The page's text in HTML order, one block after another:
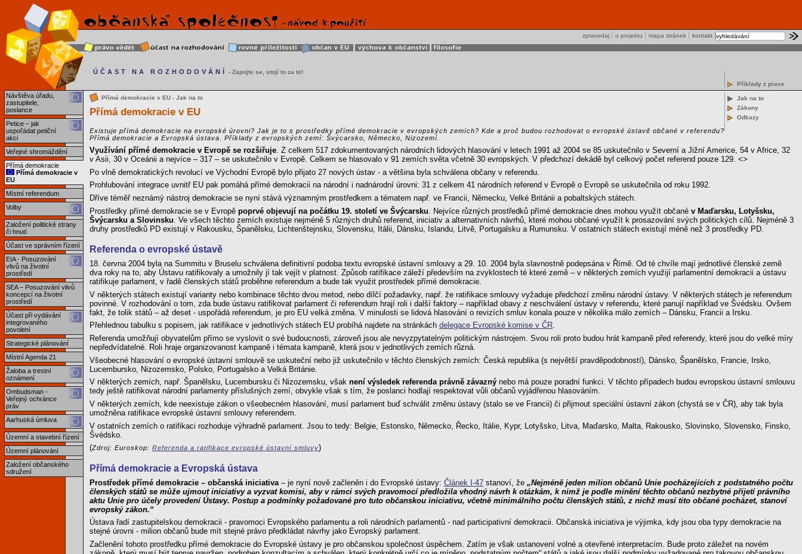
kontakt
mapa stránek
o projektu
zpravodaj
Návštěva úřadu,
zastupitele,
poslance
Petice – jak
uspořádat petiční
akci
Veřejné shromáždění
Přímá demokracie
Přímá demokracie v
EU
Místní referendum
Volby
Založení politické strany
či hnutí
Účast ve správním řízení
EIA - Posuzování
vlivů na životní
prostředí
SEA – Posuzování vlivů
koncepcí na životní
prostředí
Účast při vydávání
integrovaného
povolení
Strategické plánování
Místní Agenda 21
Žaloba a trestní
oznámení
Ombudsman -
Veřejný ochránce
práv
Aarhuská úmluva
Územní a stavební řízení
Územní plánování
Založení občanského
sdružení
ÚČAST NA ROZHODOVÁNÍ
- Zapojte se, stojí to za to!
Příklady z praxe
Jak na to
Zákony
Odkazy
Přímá demokracie v EU - Jak na to
Přímá demokracie v EU
Existuje přímá demokracie na evropské úrovni? Jak je to s prostředky přímé demokracie v evropských zemích? Kde a proč budou rozhodovat o evropské ústavě občané v referendu?
Přímá demokracie a Evropská ústava. Příklady z evropských zemí: Švýcarsko, Německo, Nizozemí.
Využívání přímé demokracie v Evropě se rozšiřuje. Z celkem 517 zdokumentovaných národních lidových hlasování v letech 1991 až 2004 se 85 uskutečnilo v Severní a Jižní Americe, 54 v Africe, 32
v Asii, 30 v Oceánii a nejvíce – 317 – se uskutečnilo v Evropě. Celkem se hlasovalo v 91 zemích světa včetně 30 evropských. V předchozí dekádě byl celkový počet referend pouze 129. <>
Po vlně demokratických revolucí ve Východní Evropě bylo přijato 27 nových ústav - a většina byla schválena občany v referendu.
Prohlubování integrace uvnitř EU pak pomáhá přímé demokracii na národní i nadnárodní úrovni: 31 z celkem 41 národních referend v Evropě o Evropě se uskutečnila od roku 1992.
Dříve téměř neznámý nástroj demokracie se nyní stává významným prostředkem a tématem např. ve Francii, Německu, Velké Británii a pobaltských státech.
Prostředky přímé demokracie se v Evropě poprvé objevují na počátku 19. století ve Švýcarsku . Nejvíce různých prostředků přímé demokracie dnes mohou využít občané v Maďarsku, Lotyšsku,
Švýcarsku a Slovinsku . Ve všech těchto zemích existuje nejméně 5 různých druhů referend, iniciativ a alternativních návrhů, které mohou občané využít k prosazování svých politických cílů. Nejméně 3
druhy prostředků PD existují v Rakousku, Španělsku, Lichtenštejnsku, Slovensku, Itálii, Dánsku, Islandu, Litvě, Portugalsku a Rumunsku. V ostatních státech existují méně než 3 prostředky PD.
Referenda o evropské ústavě
18. června 2004 byla na Summitu v Bruselu schválena definitivní podoba textu evropské ústavní smlouvy a 29. 10. 2004 byla slavnostně podepsána v Římě. Od té chvíle mají jednotlivé členské země
dva roky na to, aby Ústavu ratifikovaly a umožnily jí tak vejít v platnost. Způsob ratifikace záleží především na zvyklostech té které země – v některých zemích využijí parlamentní demokracii a ústavu
ratifikuje parlament, v řadě členských států proběhne referendum a bude tak využit prostředek přímé demokracie.
V některých státech existují varianty nebo kombinace těchto dvou metod, nebo dílčí požadavky, např. že ratifikace smlouvy vyžaduje předchozí změnu národní ústavy. V některých státech je referendum
povinné. V rozhodování o tom, zda bude ústavu ratifikovat parlament či referendum hrají roli i další faktory – například obavy z neschválení ústavy v referendu, které panují například ve Švédsku. Ovšem
fakt, že tolik států – až deset - uspořádá referendum, je pro EU velká změna. V minulosti se lidová hlasování o revizích smluv konala pouze v několika málo zemích – Dánsku, Francii a Irsku.
Přehlednou tabulku s popisem, jak ratifikace v jednotlivých státech EU probíhá najdete na stránkách delegace Evropské komise v ČR.
Referenda umožňují obyvatelům přímo se vyslovit o své budoucnosti, zároveň jsou ale nevyzpytatelným politickým nástrojem. Svou roli proto budou hrát kampaně před referendy, které jsou do velké míry
nepředvídatelné. Roli hraje organizovanost kampaně i témata kampaně, která jsou v jednotlivých zemích různá.
Všeobecné hlasování o evropské ústavní smlouvě se uskuteční nebo již uskutečnilo v těchto členských zemích: Česká republika (s největší pravděpodobností), Dánsko, Španělsko, Francie, Irsko,
Lucembursko, Nizozemsko, Polsko, Portugalsko a Velká Británie.
V některých zemích, např. Španělsku, Lucembursku či Nizozemsku, však není výsledek referenda právně závazný nebo má pouze poradní funkci. V těchto případech budou evropskou ústavní smlouvu
tedy ještě ratifikovat národní parlamenty příslušných zemí, obvykle však s tím, že poslanci hodlají respektovat vůli občanů vyjádřenou hlasováním.
V některých zemích, kde neexistuje zákon o všeobecném hlasování, musí parlament buď schválit změnu ústavy (stalo se ve Francii) či přijmout speciální ústavní zákon (chystá se v ČR), aby tak byla
umožněna ratifikace evropské ústavní smlouvy referendem.
V ostatních zemích o ratifikaci rozhoduje výhradně parlament. Jsou to tedy: Belgie, Estonsko, Německo, Řecko, Itálie, Kypr, Lotyšsko, Litva, Maďarsko, Malta, Rakousko, Slovinsko, Slovensko, Finsko,
Švédsko.
(Zdroj: Euroskop: Referenda a ratifikace evropské ústavní smluvy)
Přímá demokracie a Evropská ústava
Prostředek přímé demokracie – občanská iniciativa – je nyní nově začleněn i do Evropské ústavy: Článek I-47 stanoví, že „Nejméně jeden milion občanů Unie pocházejících z podstatného počtu
členských států se může ujmout iniciativy a vyzvat komisi, aby v rámci svých pravomocí předložila vhodný návrh k otázkám, k nimž je podle mínění těchto občanů nezbytné přijetí právního
aktu Unie pro účely provedení Ústavy. Postup a podmínky požadované pro tuto občanskou iniciativu, včetně minimálního počtu členských států, z nichž musí tito občané pocházet, stanoví
evropský zákon.“
Ústava řadí zastupitelskou demokracii - pravomoci Evropského parlamentu a roli národních parlamentů - nad participativní demokracii. Občanská iniciativa je výjimka, kdy jsou oba typy demokracie na
stejné úrovni - milion občanů bude mít stejné právo předkládat návrhy jako Evropský parlament.
Začlenění tohoto prostředku přímé demokracie do Evropské ústavy je pro občanskou společnost úspěchem. Zatím je však ustanovení volné a otevřené interpretacím. Bude proto záležet na novém